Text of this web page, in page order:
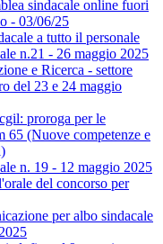
sindacale online fuori
- 03/06/25
a tutto il personale
n.21 - 26 maggio 2025
e Ricerca - settore
del 23 e 24 maggio
proroga per le
65 (Nuove competenze e
n. 19 - 12 maggio 2025
del concorso per
per albo sindacale